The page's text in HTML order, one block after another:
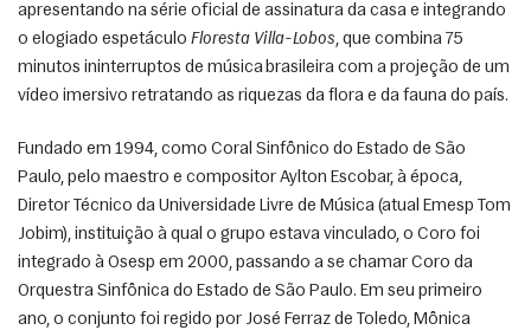
apresentando na série oficial de assinatura da casa e integrando
o elogiado espetáculo Floresta Villa-Lobos, que combina 75
minutos ininterruptos de música brasileira com a projeção de um
vídeo imersivo retratando as riquezas da flora e da fauna do país.
Fundado em 1994, como Coral Sinfônico do Estado de São
Paulo, pelo maestro e compositor Aylton Escobar, à época,
Diretor Técnico da Universidade Livre de Música (atual Emesp Tom
Jobim), instituição à qual o grupo estava vinculado, o Coro foi
integrado à Osesp em 2000, passando a se chamar Coro da
Orquestra Sinfônica do Estado de São Paulo. Em seu primeiro
ano, o conjunto foi regido por José Ferraz de Toledo, Mônica